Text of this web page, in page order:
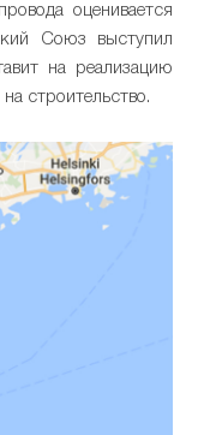
оценивается
Союз выступил
на реализацию
строительство.